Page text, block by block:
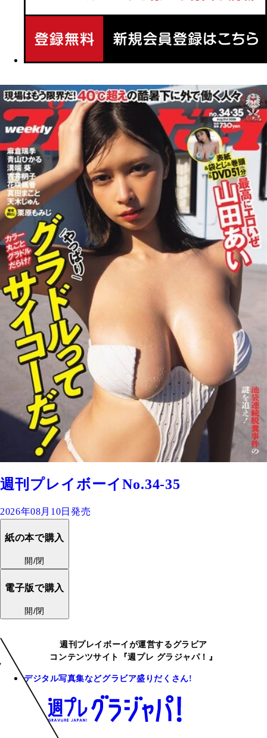
週刊プレイボーイNo.34-35
2026年08月10日発売
紙の本で購入
開/閉
電子版で購入
開/閉
週刊プレイボーイが運営するグラビア
コンテンツサイト『週プレ グラジャパ！』
デジタル写真集などグラビア盛りだくさん!